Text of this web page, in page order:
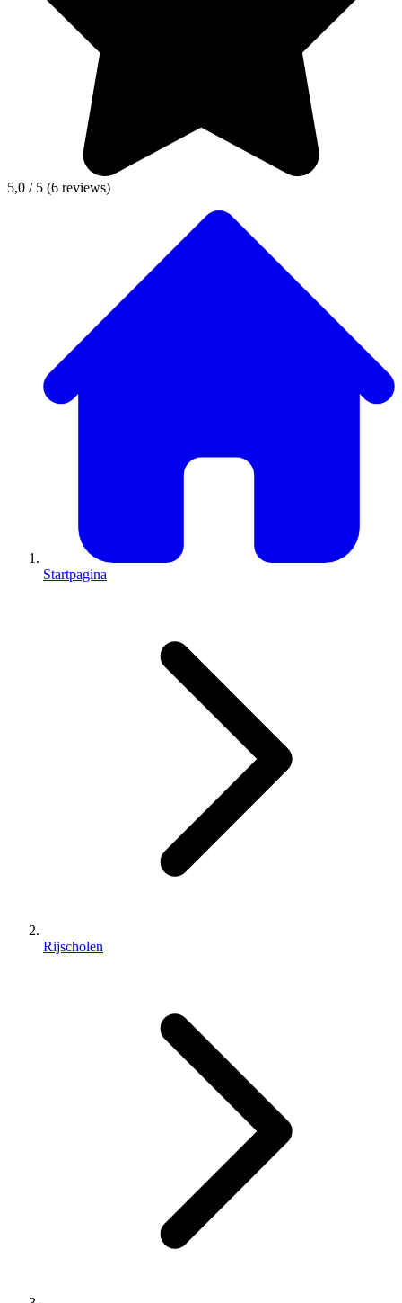
5,0 / 5 (6 reviews)
Startpagina
Rijscholen